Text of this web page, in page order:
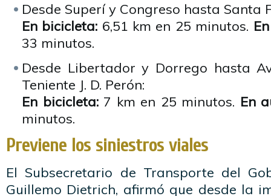
Desde Superí y Congreso hasta Santa
En bicicleta: 6,51 km en 25 minutos.
33 minutos.
Desde Libertador y Dorrego hasta
Teniente J. D. Perón:
En bicicleta:7 km en 25 minutos. En
minutos.
Previene los siniestros viales
El Subsecretario de Transporte del
Guillemo Dietrich, afirmó que desde la